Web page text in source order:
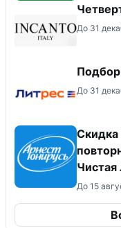
До 31
До 31
Скидка
Чистая
До 15